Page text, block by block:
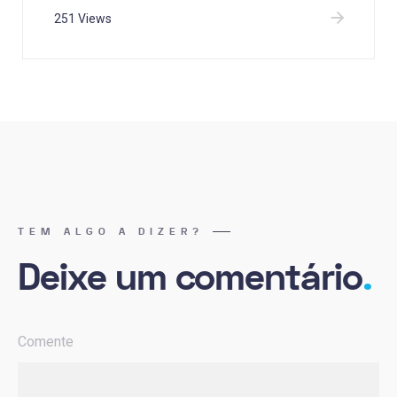
251 Views
TEM ALGO A DIZER?
Deixe um comentário.
Comente